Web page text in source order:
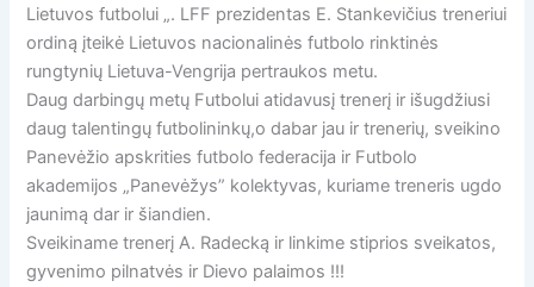
Lietuvos futbolui „. LFF prezidentas E. Stankevičius treneriui
ordiną įteikė Lietuvos nacionalinės futbolo rinktinės
rungtynių Lietuva-Vengrija pertraukos metu.
Daug darbingų metų Futbolui atidavusį trenerį ir išugdžiusi
daug talentingų futbolininkų,o dabar jau ir trenerių, sveikino
Panevėžio apskrities futbolo federacija ir Futbolo
akademijos „Panevėžys” kolektyvas, kuriame treneris ugdo
jaunimą dar ir šiandien.
Sveikiname trenerį A. Radecką ir linkime stiprios sveikatos,
gyvenimo pilnatvės ir Dievo palaimos !!!